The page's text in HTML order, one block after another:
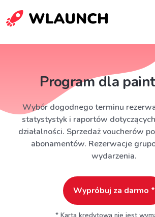
Program dla
Wybór dogodnego terminu
statystystyk i raportów
działalności. Sprzedaż voucherów
abonamentów. Rezerwacje
wydarzenia.
Wypróbuj za darmo *